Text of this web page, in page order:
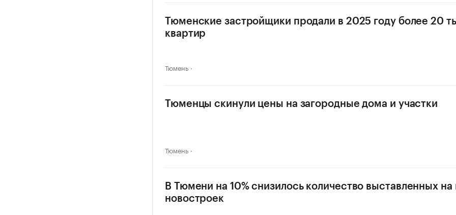
Тюменские застройщики продали в 2025 году более 20
квартир
Тюмень
Тюменцы скинули цены на загородные дома и участки
Тюмень
В Тюмени на 10% снизилось количество выставленных
новостроек